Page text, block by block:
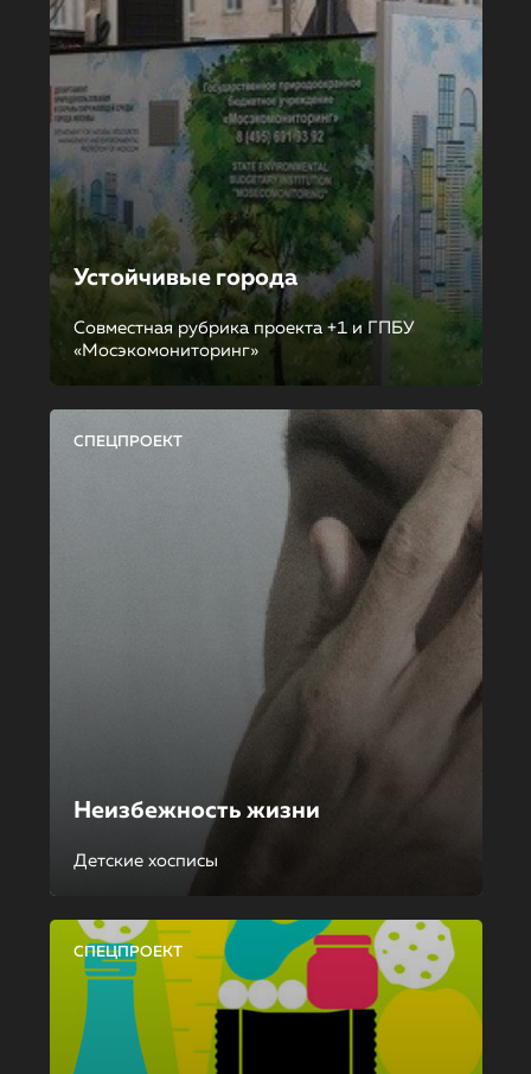
Устойчивые города
Совместная рубрика проекта +1 и ГПБУ
«Мосэкомониторинг»
СПЕЦПРОЕКТ
Неизбежность жизни
Детские хосписы
СПЕЦПРОЕКТ